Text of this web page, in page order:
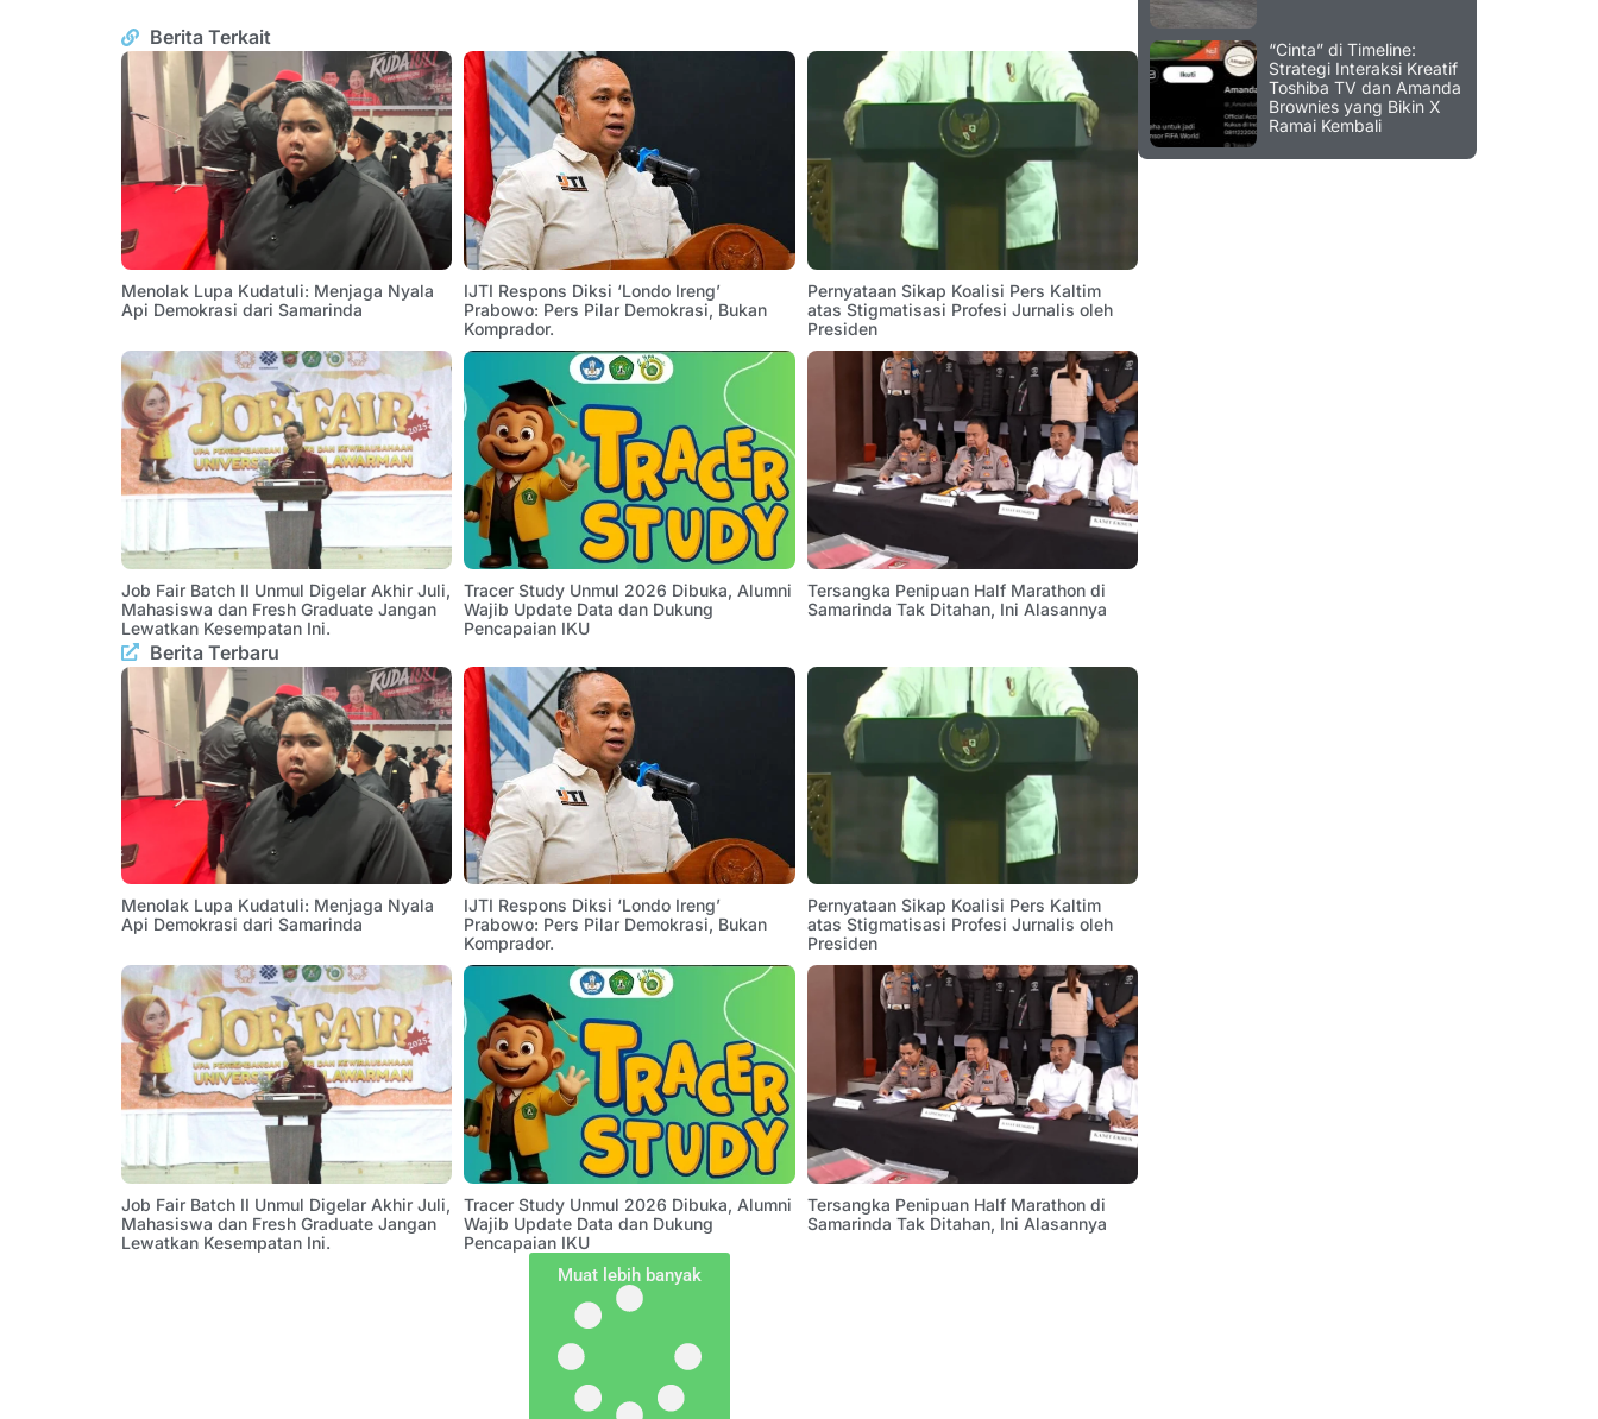
Berita Terkait
Menolak Lupa Kudatuli: Menjaga Nyala
Api Demokrasi dari Samarinda
IJTI Respons Diksi ‘Londo Ireng’
Prabowo: Pers Pilar Demokrasi, Bukan
Komprador.
Pernyataan Sikap Koalisi Pers Kaltim
atas Stigmatisasi Profesi Jurnalis oleh
Presiden
Job Fair Batch II Unmul Digelar Akhir Juli,
Mahasiswa dan Fresh Graduate Jangan
Lewatkan Kesempatan Ini.
Tracer Study Unmul 2026 Dibuka, Alumni
Wajib Update Data dan Dukung
Pencapaian IKU
Tersangka Penipuan Half Marathon di
Samarinda Tak Ditahan, Ini Alasannya
Berita Terbaru
Menolak Lupa Kudatuli: Menjaga Nyala
Api Demokrasi dari Samarinda
IJTI Respons Diksi ‘Londo Ireng’
Prabowo: Pers Pilar Demokrasi, Bukan
Komprador.
Pernyataan Sikap Koalisi Pers Kaltim
atas Stigmatisasi Profesi Jurnalis oleh
Presiden
Job Fair Batch II Unmul Digelar Akhir Juli,
Mahasiswa dan Fresh Graduate Jangan
Lewatkan Kesempatan Ini.
Tracer Study Unmul 2026 Dibuka, Alumni
Wajib Update Data dan Dukung
Pencapaian IKU
Tersangka Penipuan Half Marathon di
Samarinda Tak Ditahan, Ini Alasannya
Muat lebih banyak
“Cinta” di Timeline:
Strategi Interaksi Kreatif
Toshiba TV dan Amanda
Brownies yang Bikin X
Ramai Kembali